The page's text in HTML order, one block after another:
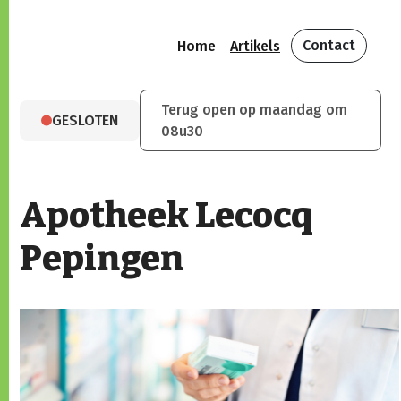
Home Artikels Contact
GESLOTEN
Terug open op maandag om
08u30
Apotheek Lecocq
Pepingen